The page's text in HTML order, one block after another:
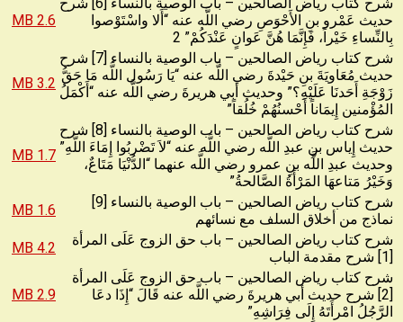
حديث عَمْرو بنِ الأَحْوَصِ رضي اللَّه عنه “أَلا واسْتَوْصوا
بِالنِّساءِ خَيْراً، فَإِنَّمَا هُنَّ عَوانٍ عَنْدَكُمْ” 2
2.6 MB
شرح كتاب رياض الصالحين – باب الوصية بالنساء [7] شرح
حديث مُعَاويَةَ بنِ حَيْدةَ رضي اللَّه عنه “يَا رَسُول اللَّه مَا حَقُّ
زَوْجَةِ أَحَدنَا عَلَيْهِ؟” وحديث أبي هريرةَ رضي اللَّه عنه “أَكْمَلُ
المُؤْمنين إِيمَاناً أَحْسنُهُمْ خُلُقاً”
3.2 MB
شرح كتاب رياض الصالحين – باب الوصية بالنساء [8] شرح
حديث إِياس بنِ عبدِ اللَّه رضي اللَّه عنه “لاَ تَضْربُوا إِمَاءَ اللَّهِ”
وحديث عبدِ اللَّه بنِ عمرو رضي اللَّه عنهما “الدُّنْيَا مَتَاعٌ،
وَخَيْرُ مَتاعهَا المَرْأَةُ الصَّالحةُ”
1.7 MB
شرح كتاب رياض الصالحين – باب الوصية بالنساء [9]
نماذج من أخلاق السلف مع نسائهم
1.6 MB
شرح كتاب رياض الصالحين – باب حق الزوج عَلَى المرأة
[1] شرح مقدمة الباب
4.2 MB
شرح كتاب رياض الصالحين – باب حق الزوج عَلَى المرأة
[2] شرح حديث أبي هريرةَ رضي اللَّه عنه قَالَ “إِذَا دعَا
الرَّجُلُ امْرأَتَهُ إِلَى فِرَاشِهِ”
2.9 MB